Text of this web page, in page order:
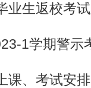
业生返校考
1学期警示
课、考试安